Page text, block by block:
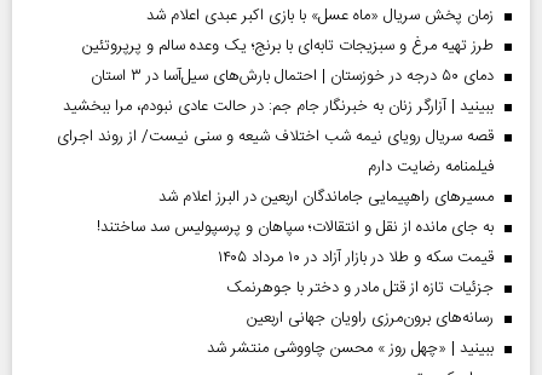
زمان پخش سریال «ماه عسل» با بازی اکبر عبدی اعلام شد
طرز تهیه مرغ و سبزیجات تابه‌ای با برنج؛ یک وعده سالم و پرپروتئین
دمای ۵۰ درجه در خوزستان | احتمال بارش‌های سیل‌آسا در ۳ استان
ببینید | آزارگر زنان به خبرنگار جام جم: در حالت عادی نبودم، مرا ببخشید
قصه سریال رویای نیمه شب اختلاف شیعه و سنی نیست/ از روند اجرای
فیلمنامه رضایت دارم
مسیر‌های راهپیمایی جاماندگان اربعین در البرز اعلام شد
به جای مانده از نقل و انتقالات؛ سپاهان و پرسپولیس سد ساختند!
قیمت سکه و طلا در بازار آزاد در ۱۰ مرداد ۱۴۰۵
جزئیات تازه از قتل مادر و دختر با جوهرنمک
رسانه‌های برون‌مرزی راویان جهانی اربعین
ببینید | «چهل روز » محسن چاووشی منتشر شد